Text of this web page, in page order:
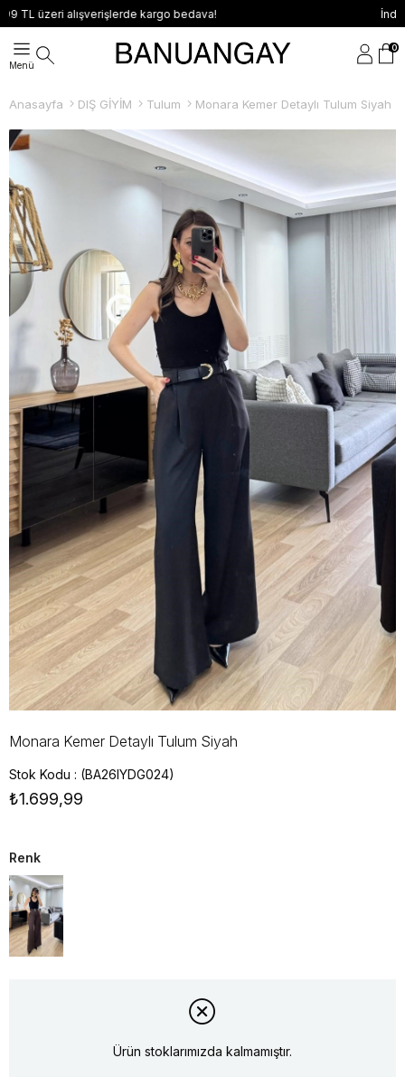
İndirimli ürünlerde değişim ve iade yoktur!
0
Anasayfa DIŞ GİYİM Tulum Monara Kemer Detaylı Tulum Siyah
Monara Kemer Detaylı Tulum Siyah
Stok Kodu (BA26IYDG024)
₺1.699,99
Renk
Ürün stoklarımızda kalmamıştır.